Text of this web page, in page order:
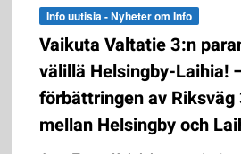
Info uutisia - Nyheter om Info
Vaikuta Valtatie 3:n
välillä Helsingby-Laihia!
förbättringen av Riksväg
mellan Helsingby och